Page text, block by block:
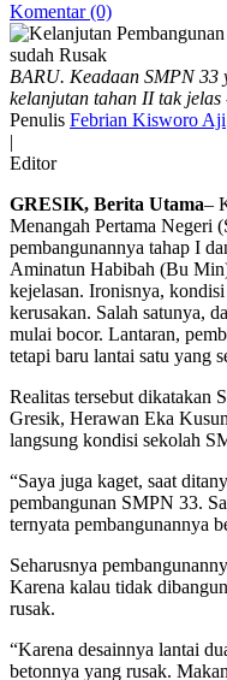
Komentar (0)
BARU. Keadaan SMPN 33
kelanjutan tahan II tak jelas
Penulis Febrian Kisworo Aji
|
Editor
GRESIK, Berita Utama–
Menangah Pertama Negeri
pembangunannya tahap I
Aminatun Habibah (Bu
kejelasan. Ironisnya,
kerusakan. Salah satunya,
mulai bocor. Lantaran,
tetapi baru lantai satu yang
Realitas tersebut dikatakan
Gresik, Herawan Eka
langsung kondisi sekolah
“Saya juga kaget, saat
pembangunan SMPN 33.
ternyata pembangunannya
Seharusnya
Karena kalau tidak
rusak.
“Karena desainnya lantai
betonnya yang rusak.